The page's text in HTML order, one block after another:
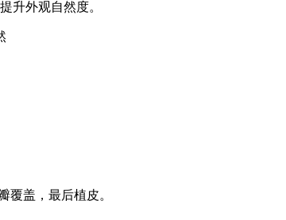
升外观自然度。
覆盖，最后植皮。